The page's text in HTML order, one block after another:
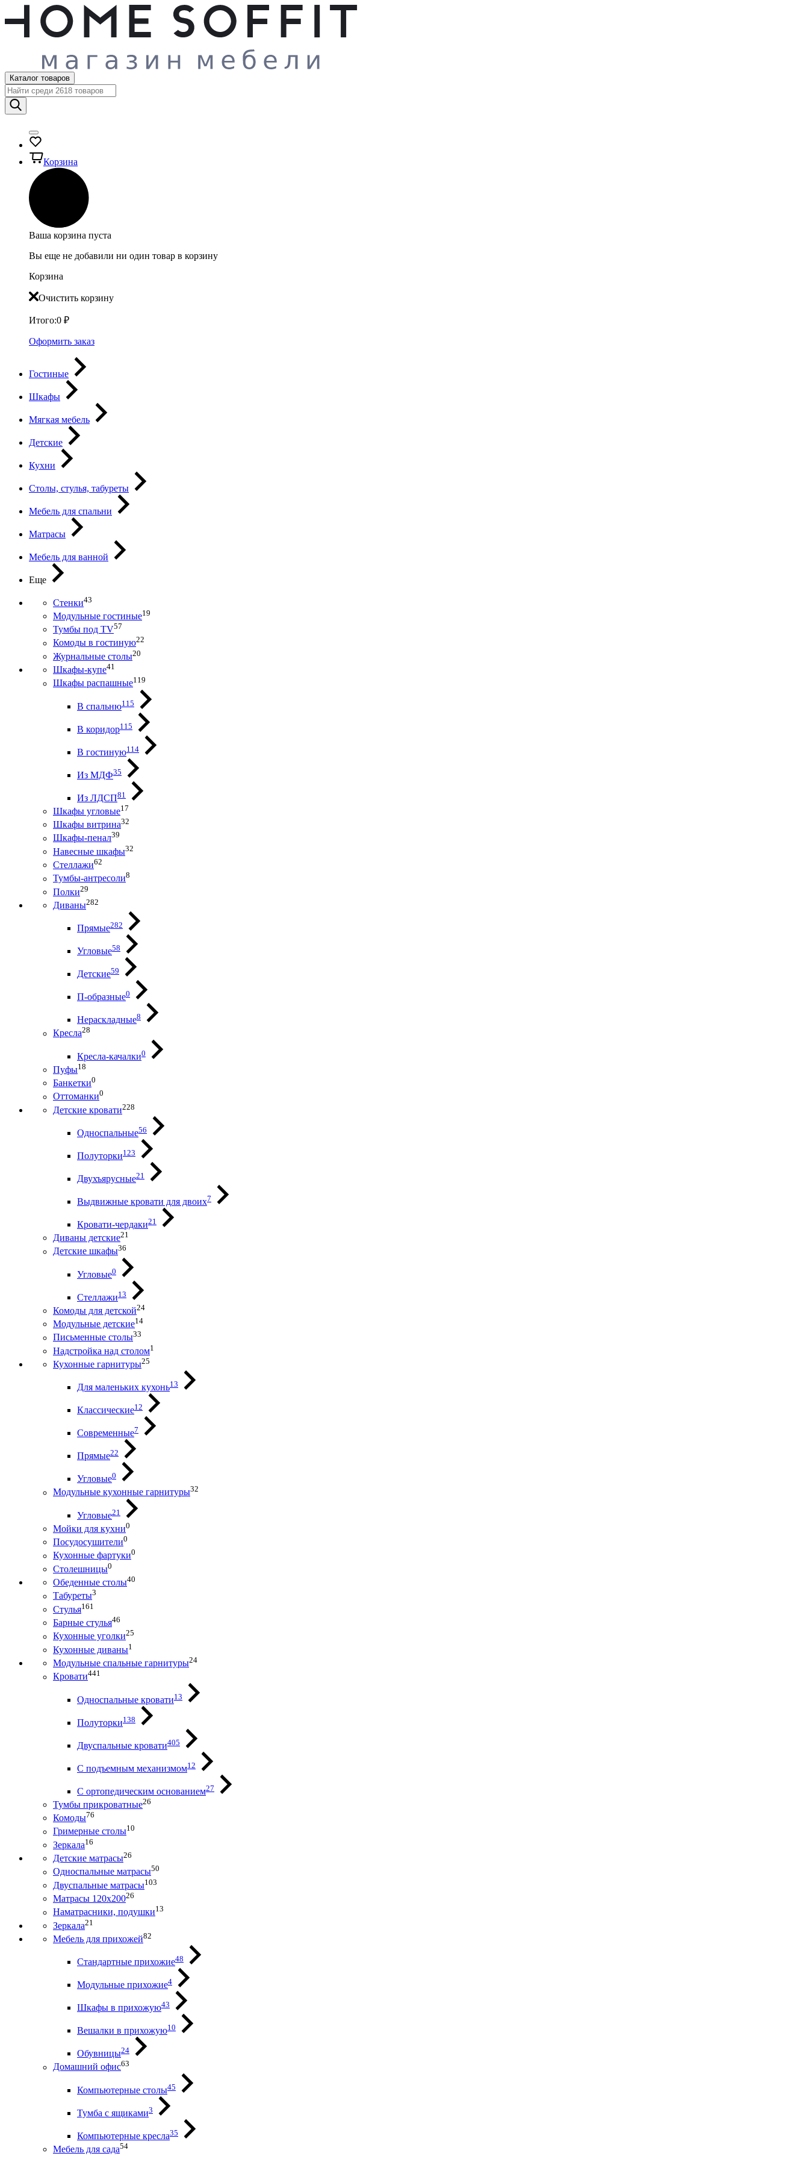
Каталог товаров
Корзина
Ваша корзина пуста
Вы еще не добавили ни один товар в корзину
Корзина
Очистить корзину
Итого:0 ₽
Оформить заказ
Гостиные
Шкафы
Мягкая мебель
Детские
Кухни
Столы, стулья, табуреты
Мебель для спальни
Матрасы
Мебель для ванной
Еще
Стенки43
Модульные гостиные19
Тумбы под ТV57
Комоды в гостиную22
Журнальные столы20
Шкафы-купе41
Шкафы распашные119
В спальню115
В коридор115
В гостиную114
Из МДФ35
Из ЛДСП81
Шкафы угловые17
Шкафы витрина32
Шкафы-пенал39
Навесные шкафы32
Стеллажи62
Тумбы-антресоли8
Полки29
Диваны282
Прямые282
Угловые58
Детские59
П-образные0
Нераскладные8
Кресла28
Кресла-качалки0
Пуфы18
Банкетки0
Оттоманки0
Детские кровати228
Односпальные56
Полуторки123
Двухъярусные21
Выдвижные кровати для двоих7
Кровати-чердаки21
Диваны детские21
Детские шкафы36
Угловые0
Стеллажи13
Комоды для детской24
Модульные детские14
Письменные столы33
Надстройка над столом1
Кухонные гарнитуры25
Для маленьких кухонь13
Классические12
Современные7
Прямые22
Угловые0
Модульные кухонные гарнитуры32
Угловые21
Мойки для кухни0
Посудосушители0
Кухонные фартуки0
Столешницы0
Обеденные столы40
Табуреты3
Стулья161
Барные стулья46
Кухонные уголки25
Кухонные диваны1
Модульные спальные гарнитуры24
Кровати441
Односпальные кровати13
Полуторки138
Двуспальные кровати405
С подъемным механизмом12
С ортопедическим основанием27
Тумбы прикроватные26
Комоды76
Гримерные столы10
Зеркала16
Детские матрасы26
Односпальные матрасы50
Двуспальные матрасы103
Матрасы 120х20026
Наматрасники, подушки13
Зеркала21
Мебель для прихожей82
Стандартные прихожие48
Модульные прихожие4
Шкафы в прихожую43
Вешалки в прихожую10
Обувницы24
Домашний офис63
Компьютерные столы45
Тумба с ящиками3
Компьютерные кресла35
Мебель для сада54